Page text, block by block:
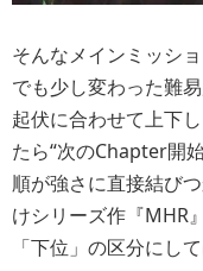
そんなメインミッシ
でも少し変わった難
起伏に合わせて上下
たら“次のChapter開
順が強さに直接結び
けシリーズ作『MHR
「下位」の区分にし